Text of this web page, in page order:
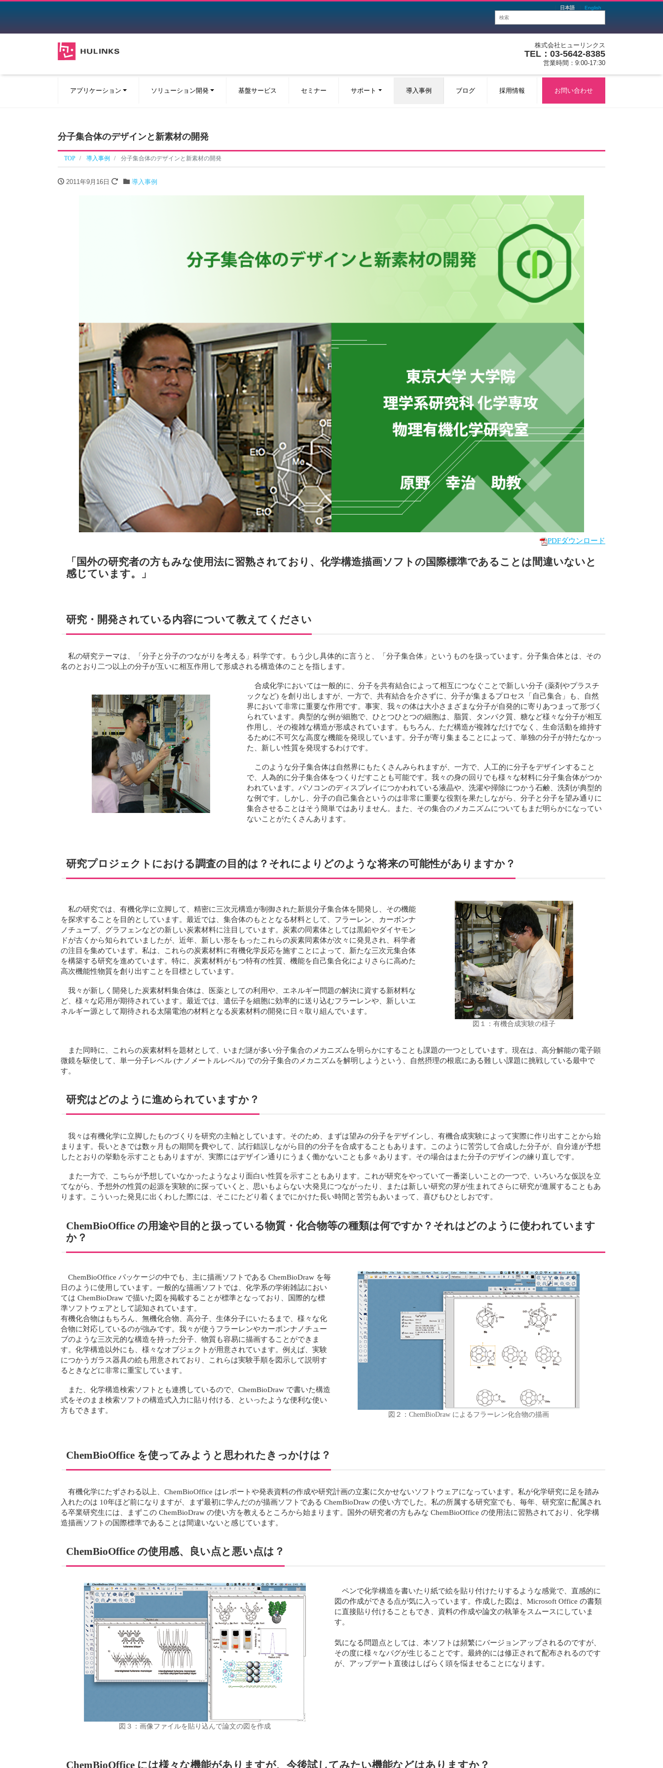
日本語 English
株式会社ヒューリンクス
TEL：03-5642-8385
営業時間：9:00-17:30
アプリケーション ソリューション開発 基盤サービス セミナー サポート 導入事例 ブログ 採用情報 お問い合わせ
分子集合体のデザインと新素材の開発
TOP 導入事例 分子集合体のデザインと新素材の開発
2011年9月16日 導入事例
PDFダウンロード
「国外の研究者の方もみな使用法に習熟されており、化学構造描画ソフトの国際標準であることは間違いないと
感じています。」
研究・開発されている内容について教えてください
私の研究テーマは、「分子と分子のつながりを考える」科学です。もう少し具体的に言うと、「分子集合体」というものを扱っています。分子集合体とは、その
名のとおり二つ以上の分子が互いに相互作用して形成される構造体のことを指します。
合成化学においては一般的に、分子を共有結合によって相互につなぐことで新しい分子 (薬剤やプラスチ
ックなど) を創り出しますが、一方で、共有結合を介さずに、分子が集まるプロセス「自己集合」も、自然
界において非常に重要な作用です。事実、我々の体は大小さまざまな分子が自発的に寄りあつまって形づく
られています。典型的な例が細胞で、ひとつひとつの細胞は、脂質、タンパク質、糖など様々な分子が相互
作用し、その複雑な構造が形成されています。もちろん、ただ構造が複雑なだけでなく、生命活動を維持す
るために不可欠な高度な機能を発現しています。分子が寄り集まることによって、単独の分子が持たなかっ
た、新しい性質を発現するわけです。
このような分子集合体は自然界にもたくさんみられますが、一方で、人工的に分子をデザインすること
で、人為的に分子集合体をつくりだすことも可能です。我々の身の回りでも様々な材料に分子集合体がつか
われています。パソコンのディスプレイにつかわれている液晶や、洗濯や掃除につかう石鹸、洗剤が典型的
な例です。しかし、分子の自己集合というのは非常に重要な役割を果たしながら、分子と分子を望み通りに
集合させることはそう簡単ではありません。また、その集合のメカニズムについてもまだ明らかになってい
ないことがたくさんあります。
研究プロジェクトにおける調査の目的は？それによりどのような将来の可能性がありますか？
私の研究では、有機化学に立脚して、精密に三次元構造が制御された新規分子集合体を開発し、その機能
を探求することを目的としています。最近では、集合体のもととなる材料として、フラーレン、カーボンナ
ノチューブ、グラフェンなどの新しい炭素材料に注目しています。炭素の同素体としては黒鉛やダイヤモン
ドが古くから知られていましたが、近年、新しい形をもったこれらの炭素同素体が次々に発見され、科学者
の注目を集めています。私は、これらの炭素材料に有機化学反応を施すことによって、新たな三次元集合体
を構築する研究を進めています。特に、炭素材料がもつ特有の性質、機能を自己集合化によりさらに高めた
高次機能性物質を創り出すことを目標としています。
我々が新しく開発した炭素材料集合体は、医薬としての利用や、エネルギー問題の解決に資する新材料な
ど、様々な応用が期待されています。最近では、遺伝子を細胞に効率的に送り込むフラーレンや、新しいエ
ネルギー源として期待される太陽電池の材料となる炭素材料の開発に日々取り組んでいます。
図１：有機合成実験の様子
また同時に、これらの炭素材料を題材として、いまだ謎が多い分子集合のメカニズムを明らかにすることも課題の一つとしています。現在は、高分解能の電子顕
微鏡を駆使して、単一分子レベル (ナノメートルレベル) での分子集合のメカニズムを解明しようという、自然摂理の根底にある難しい課題に挑戦している最中で
す。
研究はどのように進められていますか？
我々は有機化学に立脚したものづくりを研究の主軸としています。そのため、まずは望みの分子をデザインし、有機合成実験によって実際に作り出すことから始
まります。長いときでは数ヶ月もの期間を費やして、試行錯誤しながら目的の分子を合成することもあります。このように苦労して合成した分子が、自分達が予想
したとおりの挙動を示すこともありますが、実際にはデザイン通りにうまく働かないことも多々あります。その場合はまた分子のデザインの練り直しです。
また一方で、こちらが予想していなかったようなより面白い性質を示すこともあります。これが研究をやっていて一番楽しいことの一つで、いろいろな仮説を立
てながら、予想外の性質の起源を実験的に探っていくと、思いもよらない大発見につながったり、または新しい研究の芽が生まれてさらに研究が進展することもあ
ります。こういった発見に出くわした際には、そこにたどり着くまでにかけた長い時間と苦労もあいまって、喜びもひとしおです。
ChemBioOffice の用途や目的と扱っている物質・化合物等の種類は何ですか？それはどのように使われています
か？
ChemBioOffice パッケージの中でも、主に描画ソフトである ChemBioDraw を毎
日のように使用しています。一般的な描画ソフトでは、化学系の学術雑誌におい
ては ChemBioDraw で描いた図を掲載することが標準となっており、国際的な標
準ソフトウェアとして認知されています。
有機化合物はもちろん、無機化合物、高分子、生体分子にいたるまで、様々な化
合物に対応しているのが強みです。我々が使うフラーレンやカーボンナノチュー
ブのような三次元的な構造を持った分子、物質も容易に描画することができま
す。化学構造以外にも、様々なオブジェクトが用意されています。例えば、実験
につかうガラス器具の絵も用意されており、これらは実験手順を図示して説明す
るときなどに非常に重宝しています。
また、化学構造検索ソフトとも連携しているので、ChemBioDraw で書いた構造
式をそのまま検索ソフトの構造式入力に貼り付ける、といったような便利な使い
方もできます。
図２：ChemBioDraw によるフラーレン化合物の描画
ChemBioOffice を使ってみようと思われたきっかけは？
有機化学にたずさわる以上、ChemBioOffice はレポートや発表資料の作成や研究計画の立案に欠かせないソフトウェアになっています。私が化学研究に足を踏み
入れたのは 10年ほど前になりますが、まず最初に学んだのが描画ソフトである ChemBioDraw の使い方でした。私の所属する研究室でも、毎年、研究室に配属され
る卒業研究生には、まずこの ChemBioDraw の使い方を教えるところから始まります。国外の研究者の方もみな ChemBioOffice の使用法に習熟されており、化学構
造描画ソフトの国際標準であることは間違いないと感じています。
ChemBioOffice の使用感、良い点と悪い点は？
図３：画像ファイルを貼り込んで論文の図を作成
ペンで化学構造を書いたり紙で絵を貼り付けたりするような感覚で、直感的に
図の作成ができる点が気に入っています。作成した図は、Microsoft Office の書類
に直接貼り付けることもでき、資料の作成や論文の執筆をスムースにしていま
す。
気になる問題点としては、本ソフトは頻繁にバージョンアップされるのですが、
その度に様々なバグが生じることです。最終的には修正されて配布されるのです
が、アップデート直後はしばらく頭を悩ませることになります。
ChemBioOffice には様々な機能がありますが、今後試してみたい機能などはありますか？